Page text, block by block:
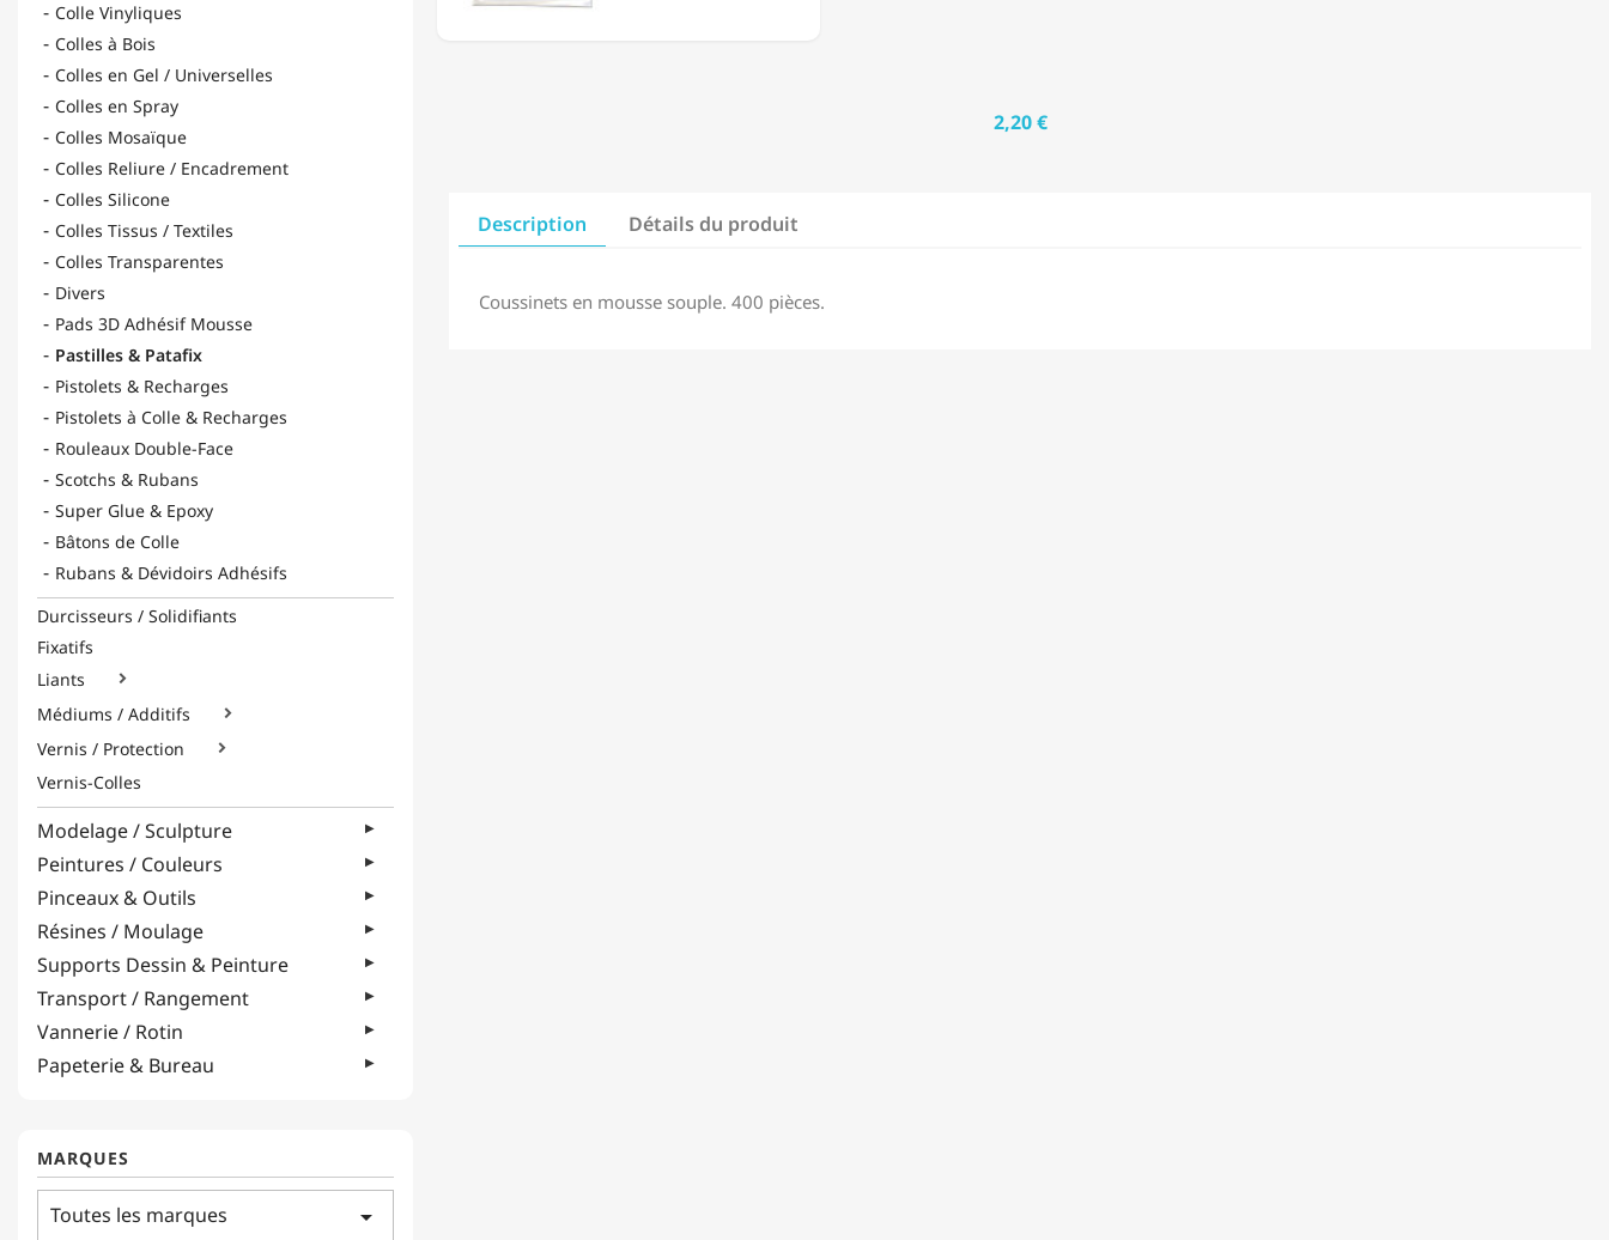
Colle Vinyliques
Colles à Bois
Colles en Gel / Universelles
Colles en Spray
Colles Mosaïque
Colles Reliure / Encadrement
Colles Silicone
Colles Tissus / Textiles
Colles Transparentes
Divers
Pads 3D Adhésif Mousse
Pastilles & Patafix
Pistolets & Recharges
Pistolets à Colle & Recharges
Rouleaux Double-Face
Scotchs & Rubans
Super Glue & Epoxy
Bâtons de Colle
Rubans & Dévidoirs Adhésifs
Durcisseurs / Solidifiants
Fixatifs
Liants

Médiums / Additifs 
Vernis / Protection 
Vernis-Colles
Modelage / Sculpture
Peintures / Couleurs
Pinceaux & Outils
Résines / Moulage
Supports Dessin & Peinture
Transport / Rangement
Vannerie / Rotin
Papeterie & Bureau
MARQUES
Toutes les marques arrow_drop_down
2,20 €
Description Détails du produit
Coussinets en mousse souple. 400 pièces.